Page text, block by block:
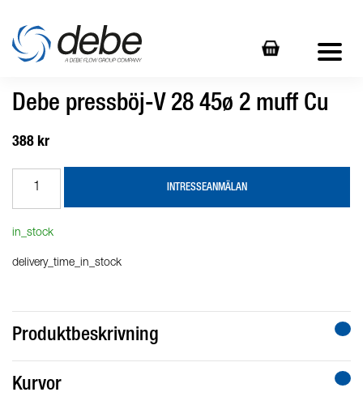
Debe pressböj-V 28 45ø 2 muff Cu
388 kr
INTRESSEANMÄLAN
in_stock
delivery_time_in_stock
Produktbeskrivning
Kurvor